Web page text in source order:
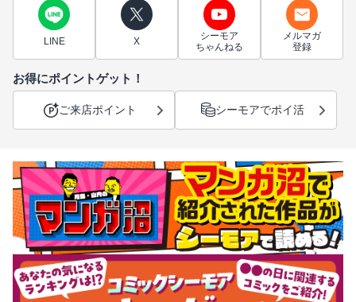
LINE X
シーモア
ちゃんねる
メルマガ
登録
お得にポイントゲット！
ご来店ポイント シーモアでポイ活